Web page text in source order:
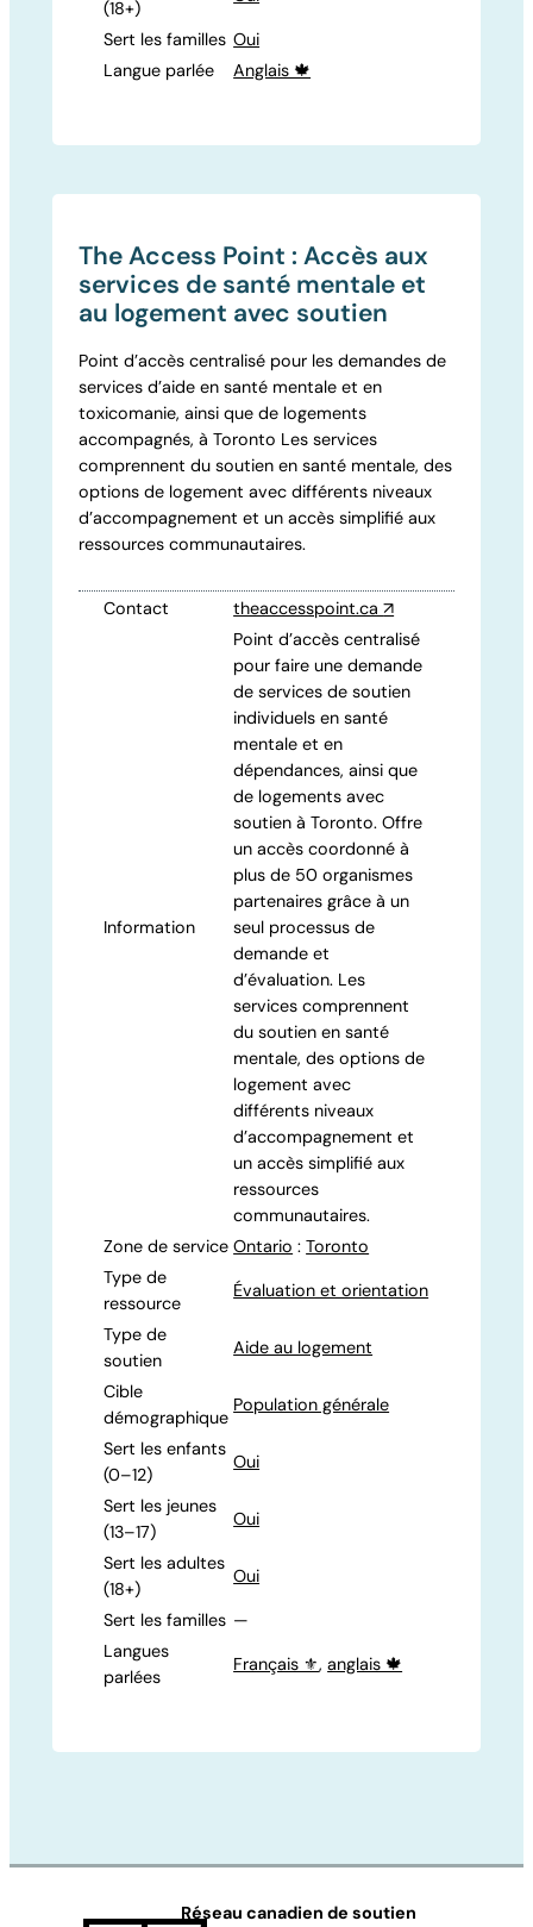
(18+)
Sert les familles Oui
Langue parlée
Anglais 🍁
The Access Point : Accès aux
services de santé mentale et
au logement avec soutien
Point d’accès centralisé pour les demandes de
services d’aide en santé mentale et en
toxicomanie, ainsi que de logements
accompagnés, à Toronto Les services
comprennent du soutien en santé mentale, des
options de logement avec différents niveaux
d’accompagnement et un accès simplifié aux
ressources communautaires.
Contact theaccesspoint.ca↗
Information
Point d’accès centralisé
pour faire une demande
de services de soutien
individuels en santé
mentale et en
dépendances, ainsi que
de logements avec
soutien à Toronto. Offre
un accès coordonné à
plus de 50 organismes
partenaires grâce à un
seul processus de
demande et
d’évaluation. Les
services comprennent
du soutien en santé
mentale, des options de
logement avec
différents niveaux
d’accompagnement et
un accès simplifié aux
ressources
communautaires.
Zone de service Ontario :Toronto
Type de
ressource
Évaluation et orientation
Type de
soutien
Aide au logement
Cible
démographique
Population générale
Sert les enfants
(0–12)
Oui
Sert les jeunes
(13–17)
Oui
Sert les adultes
(18+)
Oui
Sert les familles —
Langues
parlées
Français ⚜️,anglais 🍁
Réseau canadien de soutien